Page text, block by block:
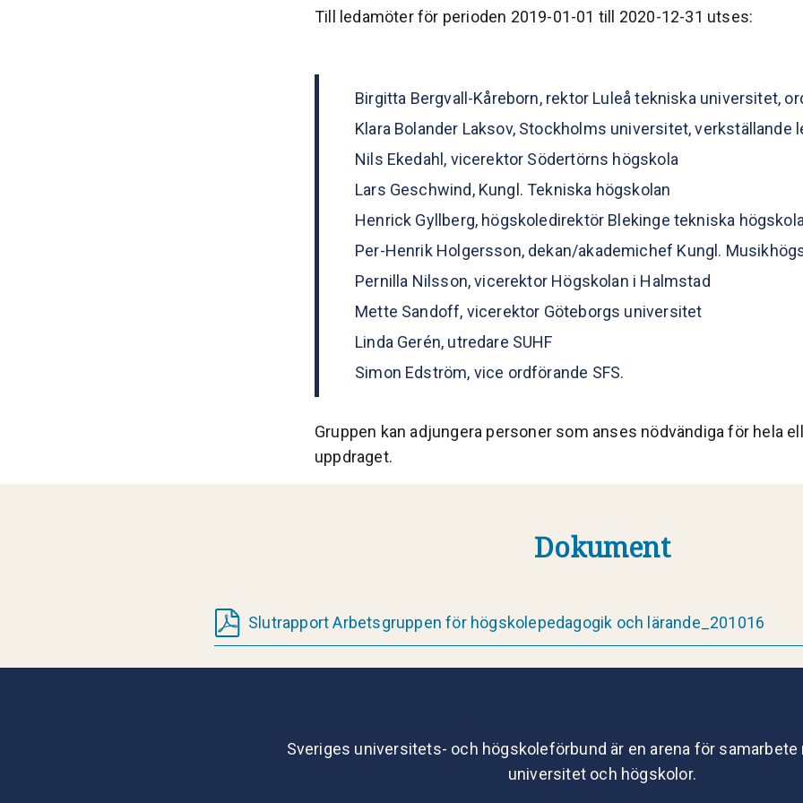
Till ledamöter för perioden 2019-01-01 till 2020-12-31 utses:
Birgitta Bergvall-Kåreborn, rektor Luleå tekniska universitet,
Klara Bolander Laksov, Stockholms universitet, verkställande
Nils Ekedahl, vicerektor Södertörns högskola
Lars Geschwind, Kungl. Tekniska högskolan
Henrick Gyllberg, högskoledirektör Blekinge tekniska högskola
Per-Henrik Holgersson, dekan/akademichef Kungl.
Pernilla Nilsson, vicerektor Högskolan i Halmstad
Mette Sandoff, vicerektor Göteborgs universitet
Linda Gerén, utredare SUHF
Simon Edström, vice ordförande SFS.
Gruppen kan adjungera personer som anses nödvändiga för hela
uppdraget.
Dokument
Slutrapport Arbetsgruppen för högskolepedagogik och lärande_201016
Sveriges universitets- och högskoleförbund är en arena för samarbete
universitet och högskolor.